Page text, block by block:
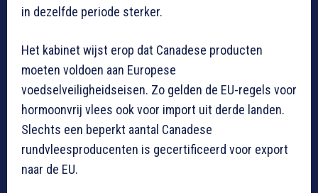
in dezelfde periode sterker.
Het kabinet wijst erop dat Canadese producten
moeten voldoen aan Europese
voedselveiligheidseisen. Zo gelden de EU-regels voor
hormoonvrij vlees ook voor import uit derde landen.
Slechts een beperkt aantal Canadese
rundvleesproducenten is gecertificeerd voor export
naar de EU.